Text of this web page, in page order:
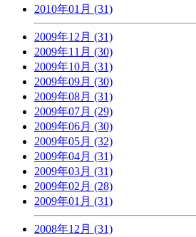
2010年01月 (31)
2009年12月 (31)
2009年11月 (30)
2009年10月 (31)
2009年09月 (30)
2009年08月 (31)
2009年07月 (29)
2009年06月 (30)
2009年05月 (32)
2009年04月 (31)
2009年03月 (31)
2009年02月 (28)
2009年01月 (31)
2008年12月 (31)